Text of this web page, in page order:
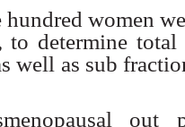
women
to determine total
well as sub